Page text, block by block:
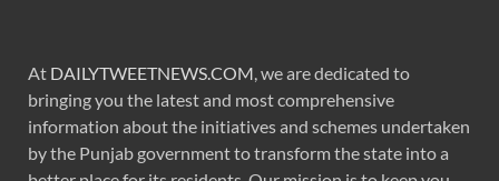
At DAILYTWEETNEWS.COM , we are dedicated to
bringing you the latest and most comprehensive
information about the initiatives and schemes undertaken
by the Punjab government to transform the state into a